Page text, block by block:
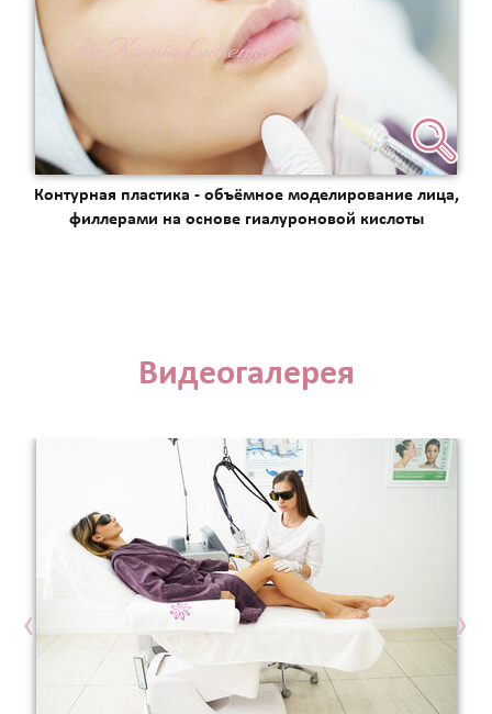
Контурная пластика - объёмное моделирование лица,
филлерами на основе гиалуроновой кислоты
Видеогалерея
‹ ›